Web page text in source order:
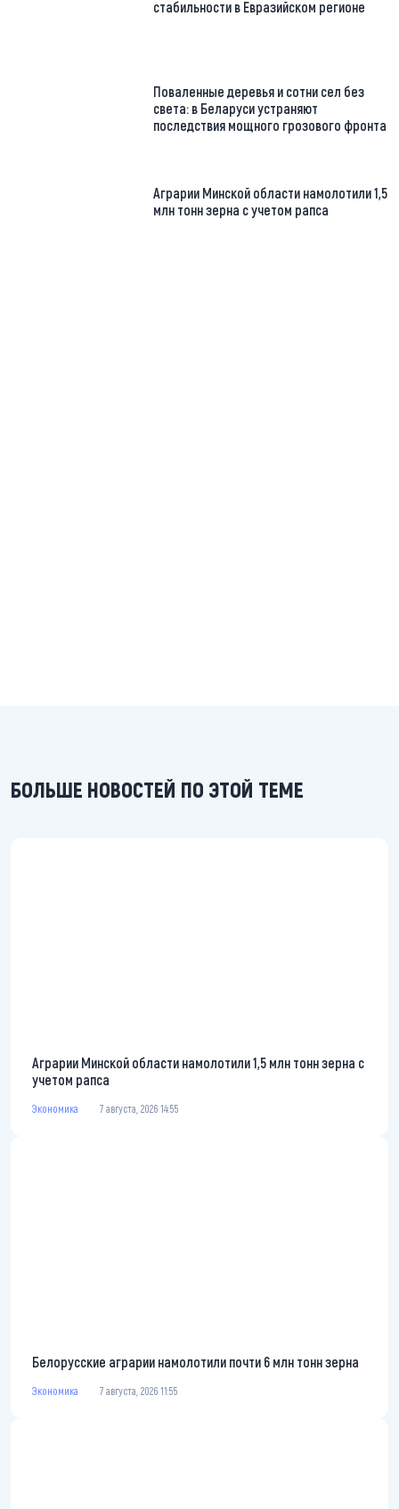
стабильности в Евразийском регионе
Поваленные деревья и сотни сел без
света: в Беларуси устраняют
последствия мощного грозового фронта
Аграрии Минской области намолотили 1,5
млн тонн зерна с учетом рапса
БОЛЬШЕ НОВОСТЕЙ ПО ЭТОЙ ТЕМЕ
Аграрии Минской области намолотили 1,5 млн тонн зерна с
учетом рапса
Экономика 7 августа, 2026 14:55
Белорусские аграрии намолотили почти 6 млн тонн зерна
Экономика 7 августа, 2026 11:55